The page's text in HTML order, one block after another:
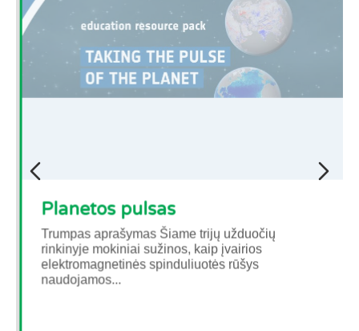
Planetos pulsas
Trumpas aprašymas Šiame trijų užduočių
rinkinyje mokiniai sužinos, kaip įvairios
elektromagnetinės spinduliuotės rūšys
naudojamos...